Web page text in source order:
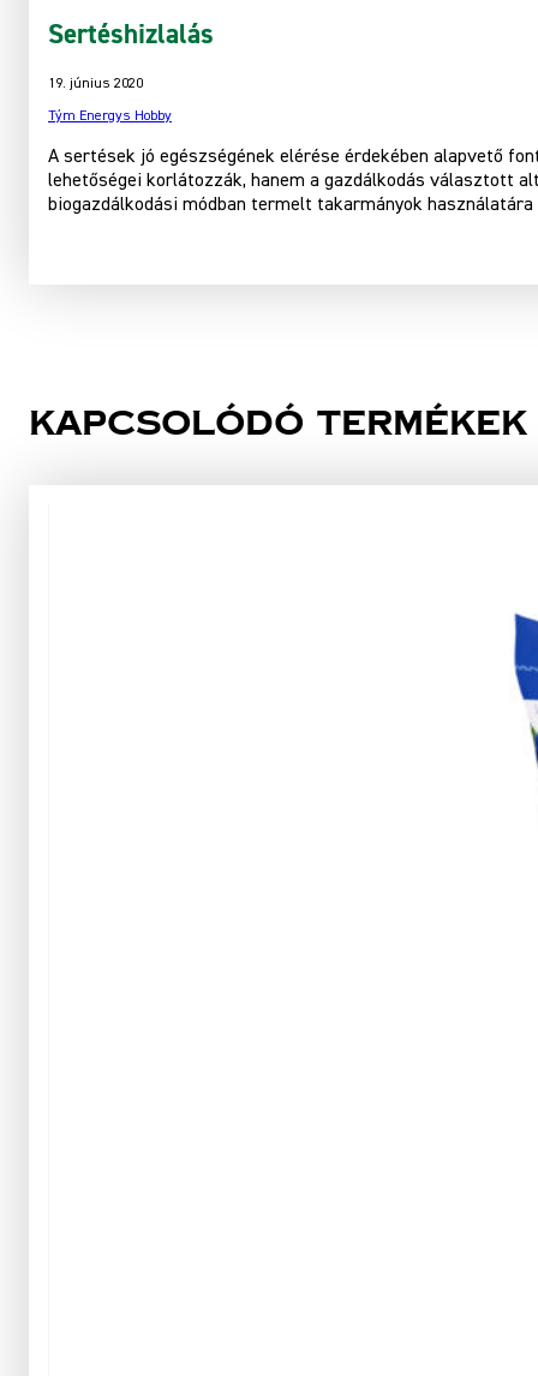
Sertéshizlalás
19. június 2020
Tým Energys Hobby
A sertések jó egészségének elérése érdekében alapvető
lehetőségei korlátozzák, hanem a gazdálkodás választott
biogazdálkodási módban termelt takarmányok használatára
Kapcsolódó termékek